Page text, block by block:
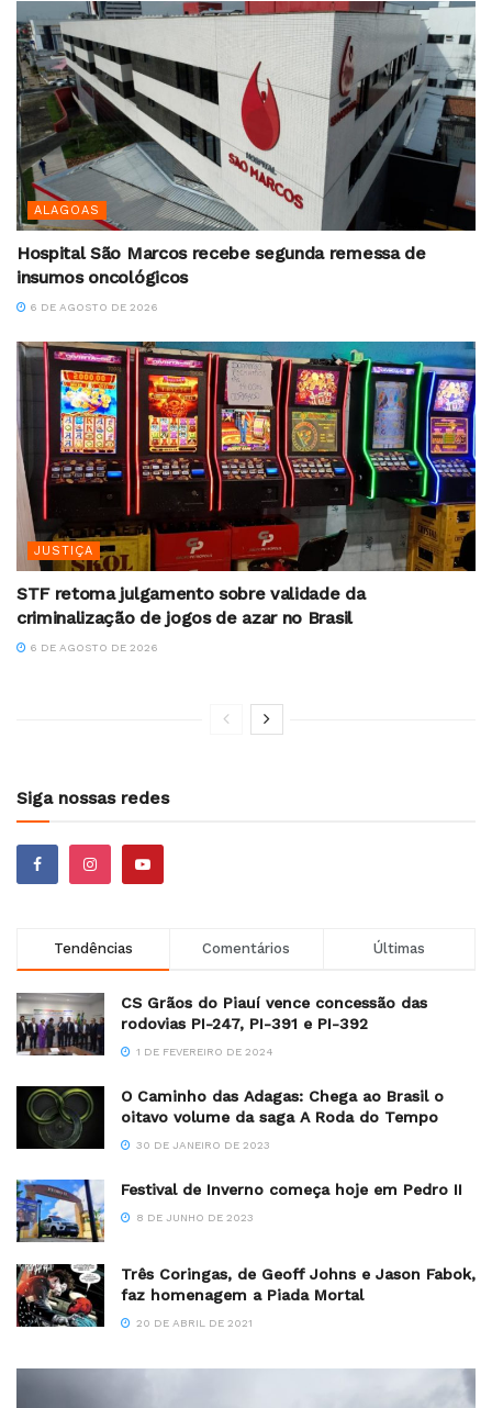
ALAGOAS
Hospital São Marcos recebe segunda remessa de
insumos oncológicos
6 DE AGOSTO DE 2026
JUSTIÇA
STF retoma julgamento sobre validade da
criminalização de jogos de azar no Brasil
6 DE AGOSTO DE 2026
Siga nossas redes
Tendências Comentários Últimas
CS Grãos do Piauí vence concessão das
rodovias PI-247, PI-391 e PI-392
1 DE FEVEREIRO DE 2024
O Caminho das Adagas: Chega ao Brasil o
oitavo volume da saga A Roda do Tempo
30 DE JANEIRO DE 2023
Festival de Inverno começa hoje em Pedro II
8 DE JUNHO DE 2023
Três Coringas, de Geoff Johns e Jason Fabok,
faz homenagem a Piada Mortal
20 DE ABRIL DE 2021